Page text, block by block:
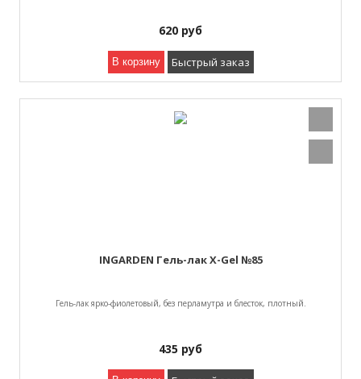
620 руб
В корзину Быстрый заказ
INGARDEN Гель-лак X-Gel №85
Гель-лак ярко-фиолетовый, без перламутра и блесток, плотный.
435 руб